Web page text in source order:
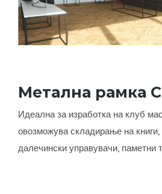
Метална рамка
Метална рамка
Идеална за изработка на клуб
овозможува складирање на книги,
далечински управувачи, паметни